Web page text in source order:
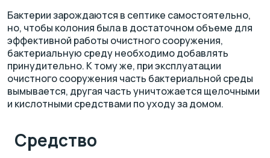
Бактерии зарождаются в септике самостоятельно,
но, чтобы колония была в достаточном объеме для
эффективной работы очистного сооружения,
бактериальную среду необходимо добавлять
принудительно. К тому же, при эксплуатации
очистного сооружения часть бактериальной среды
вымывается, другая часть уничтожается щелочными
и кислотными средствами по уходу за домом.
Средство